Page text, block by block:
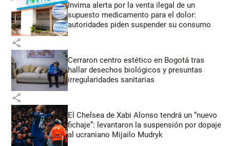
Invima alerta por la venta ilegal de un
supuesto medicamento para el dolor:
autoridades piden suspender su consumo
share
Cerraron centro estético en Bogotá tras
hallar desechos biológicos y presuntas
irregularidades sanitarias
share
El Chelsea de Xabi Alonso tendrá un “nuevo
fichaje”: levantaron la suspensión por dopaje
al ucraniano Mijailo Mudryk